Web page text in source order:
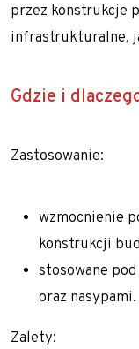
przez konstrukcje
infrastrukturalne,
Gdzie i
Zastosowanie:
wzmocnienie
konstrukcji
stosowane
oraz nasypami.
Zalety: